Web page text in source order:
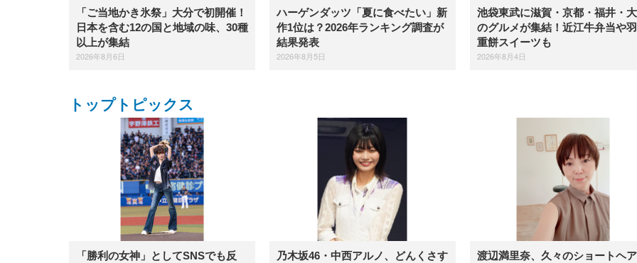
「ご当地かき氷祭」大分で初開催！
日本を含む12の国と地域の味、30種
以上が集結
2026年8月6日
ハーゲンダッツ「夏に食べたい」新
作1位は？2026年ランキング調査が
結果発表
2026年8月5日
池袋東武に滋賀・京都・福井・
のグルメが集結！近江牛弁当や
重餅スイーツも
2026年8月4日
トップトピックス
「勝利の女神」としてSNSでも反
乃木坂46・中西アルノ、どんくさす
渡辺満里奈、久々のショートヘ